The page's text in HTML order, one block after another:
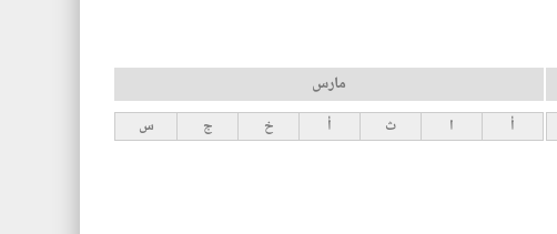
مارس
أ ا ث أ خ ج س